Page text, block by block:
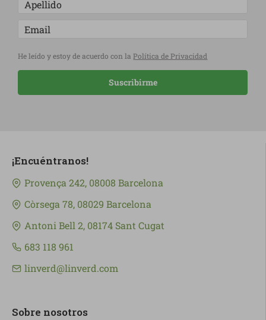
He leído y estoy de acuerdo con la Política de Privacidad
Suscribirme
¡Encuéntranos!
Provença 242, 08008 Barcelona
Còrsega 78, 08029 Barcelona
Antoni Bell 2, 08174 Sant Cugat
683 118 961
linverd@linverd.com
Sobre nosotros